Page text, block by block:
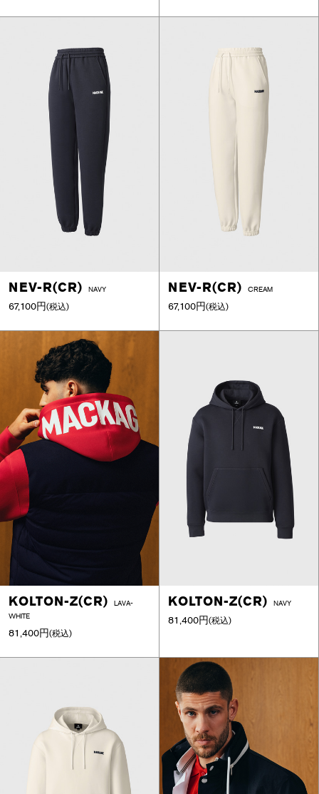
NEV-R(CR) NAVY
67,100円(税込)
NEV-R(CR) CREAM
67,100円(税込)
KOLTON-Z(CR)
LAVA-
WHITE
81,400円(税込)
KOLTON-Z(CR) NAVY
81,400円(税込)